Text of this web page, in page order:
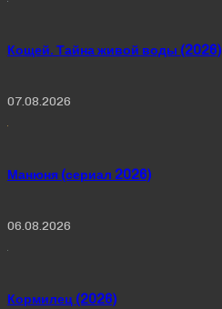
Кощей. Тайна живой воды (2026)
07.08.2026
Манюня (сериал 2026)
06.08.2026
Кормилец (2026)